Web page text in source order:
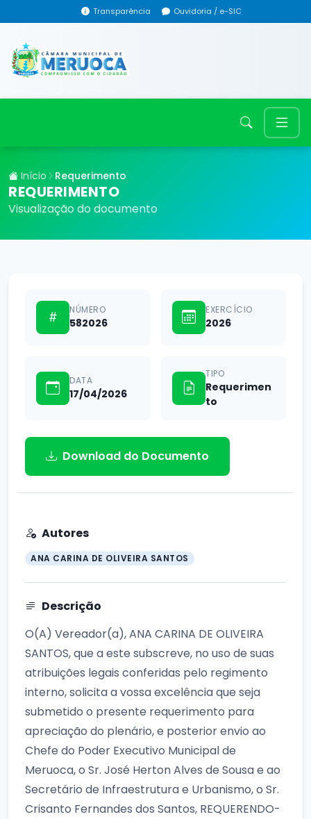
Transparência Ouvidoria / e-SIC
Início Requerimento
REQUERIMENTO
Visualização do documento
NÚMERO
582026
EXERCÍCIO
2026
DATA
17/04/2026
TIPO
Requerimen
to
Download do Documento
Autores
ANA CARINA DE OLIVEIRA SANTOS
Descrição
O(A) Vereador(a), ANA CARINA DE OLIVEIRA
SANTOS, que a este subscreve, no uso de suas
atribuições legais conferidas pelo regimento
interno, solicita a vossa excelência que seja
submetido o presente requerimento para
apreciação do plenário, e posterior envio ao
Chefe do Poder Executivo Municipal de
Meruoca, o Sr. José Herton Alves de Sousa e ao
Secretário de Infraestrutura e Urbanismo, o Sr.
Crisanto Fernandes dos Santos, REQUERENDO-